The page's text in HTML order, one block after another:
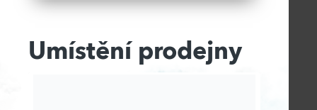
Umístění prodejny